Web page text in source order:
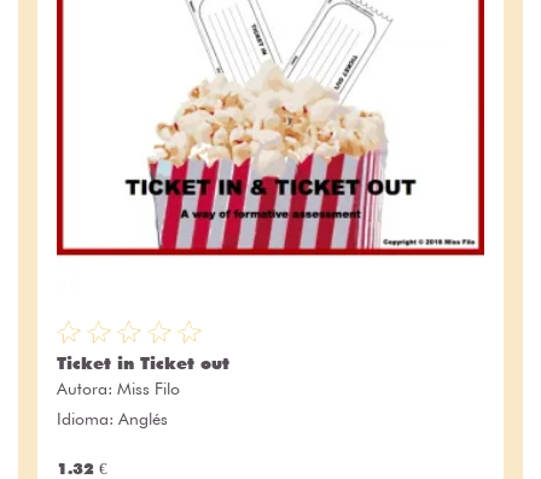
Ticket in Ticket out
Autora: Miss Filo
Idioma: Anglés
1.32 €